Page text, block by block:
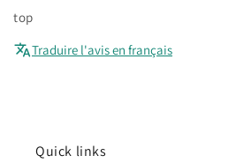
top
Traduire l'avis en français
Quick links